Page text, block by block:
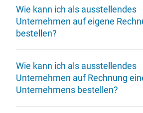
Wie kann ich als ausstellendes
Unternehmen auf eigene
bestellen?
Wie kann ich als ausstellendes
Unternehmen auf Rechnung
Unternehmens bestellen?